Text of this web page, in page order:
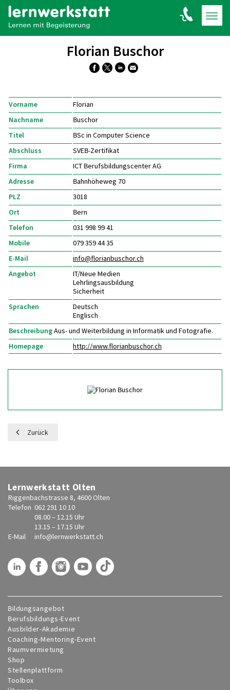
Florian Buschor
Vorname
Florian
Nachname
Buschor
Titel
BSc in Computer Science
Abschluss
SVEB-Zertifikat
Firma
ICT Berufsbildungscenter AG
Adresse
Bahnhöheweg 70
PLZ
3018
Ort
Bern
Telefon
031 998 99 41
Mobile
079 359 44 35
E-Mail
info@florianbuschor.ch
Angebot
IT/Neue Medien
Lehrlingsausbildung
Sicherheit
Sprachen
Deutsch
Englisch
BeschreibungAus- und Weiterbildung in Informatik und Fotografie.
Homepage
http://www.florianbuschor.ch
Zurück
Lernwerkstatt Olten
Riggenbachstrasse 8, 4600 Olten
Telefon 062 291 10 10
08.00 – 12.15 Uhr
13.15 – 17.15 Uhr
E-Mail
info@lernwerkstatt.ch
Bildungsangebot
Berufsbildungs-Event
Ausbilder-Akademie
Coaching-Mentoring-Event
Raumvermietung
Shop
Stellenplattform
Toolbox